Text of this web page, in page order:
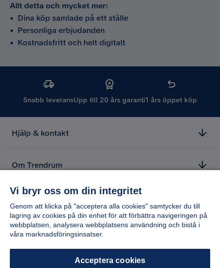
Allt detta och mycket mer:
• Dina köp samlade på ett ställe
• Personliga erbjudanden
• Kostnadsfritt och helt digitalt
Snabb leveransUpp till 20 års garanti1 års öppet köp
Hjälp & kontakt
Om Trendrum
Vi bryr oss om din integritet
Genom att klicka på "acceptera alla cookies" samtycker du till
lagring av cookies på din enhet för att förbättra navigeringen på
webbplatsen, analysera webbplatsens användning och bistå i
våra marknadsföringsinsatser.
Acceptera cookies